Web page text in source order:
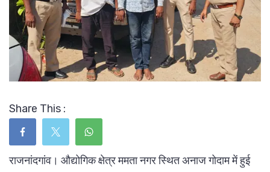
Share This :
राजनांदगांव। औद्योगिक क्षेत्र ममता नगर स्थित अनाज गोदाम में हुई